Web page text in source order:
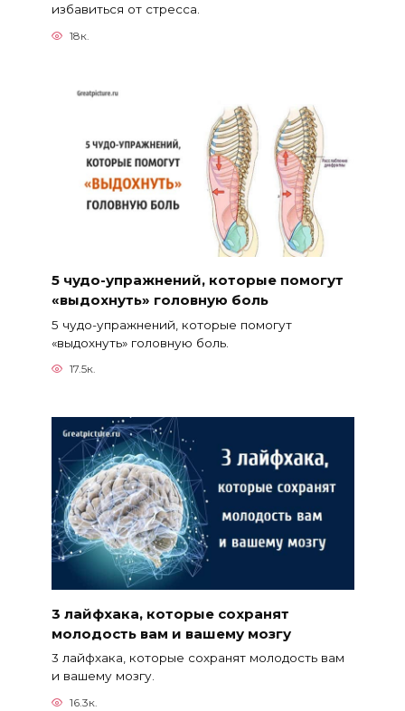
избавиться от стресса.
18к.
5 чудо-упражнений, которые помогут
«выдохнуть» головную боль
5 чудо-упражнений, которые помогут
«выдохнуть» головную боль.
17.5к.
3 лайфхака, которые сохранят
молодость вам и вашему мозгу
3 лайфхака, которые сохранят молодость вам
и вашему мозгу.
16.3к.